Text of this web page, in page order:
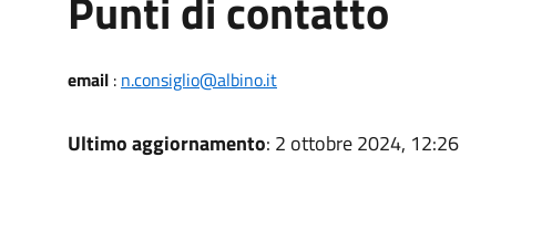
email: n.consiglio@albino.it
Ultimo aggiornamento: 2 ottobre 2024, 12:26